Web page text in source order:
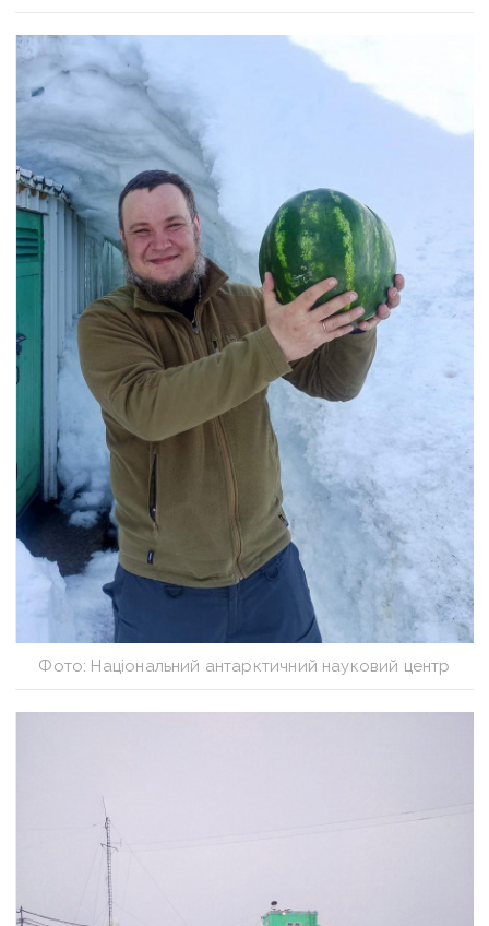
Фото: Національний антарктичний науковий центр